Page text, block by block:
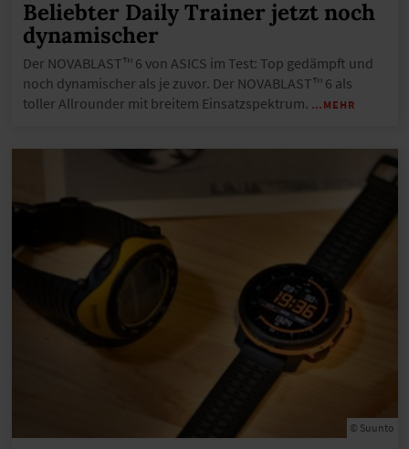
Beliebter Daily Trainer jetzt noch
dynamischer
Der NOVABLAST™ 6 von ASICS im Test: Top gedämpft und
noch dynamischer als je zuvor. Der NOVABLAST™ 6 als
toller Allrounder mit breitem Einsatzspektrum. …MEHR
© Suunto